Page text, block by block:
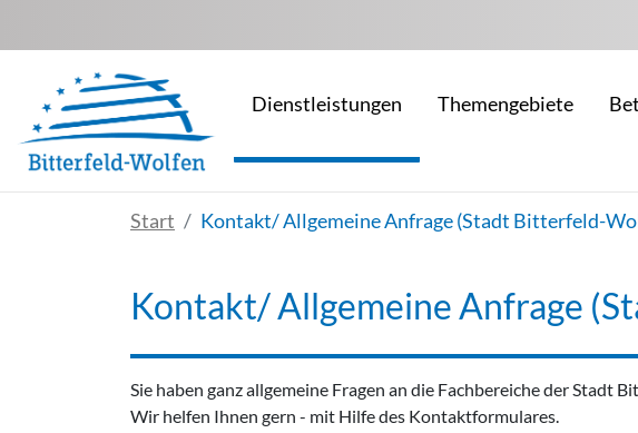
Dienstleistungen Themengebiete
Start Kontakt/ Allgemeine Anfrage (Stadt Bitterfeld-
Kontakt/ Allgemeine Anfrage
Sie haben ganz allgemeine Fragen an die Fachbereiche der Stadt
Wir helfen Ihnen gern - mit Hilfe des Kontaktformulares.